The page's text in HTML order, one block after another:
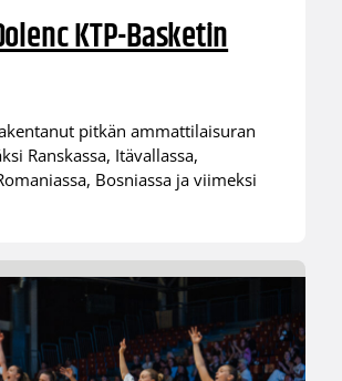
KTP-Basketin
pitkän ammattilaisuran
Ranskassa, Itävallassa,
Bosniassa ja viimeksi